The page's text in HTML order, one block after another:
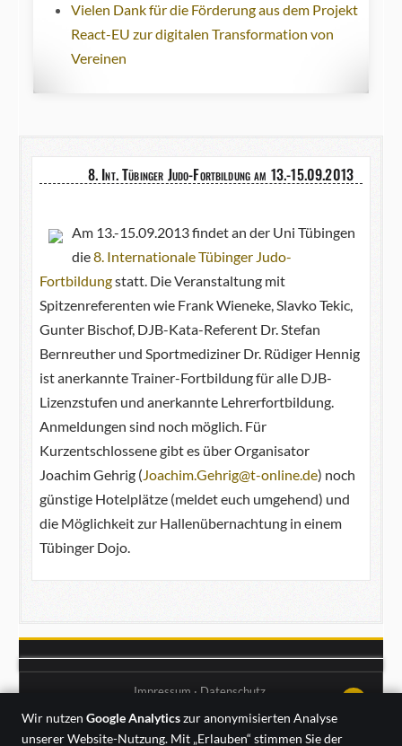
↑↑↑
Impressum · Datenschutz
Wir nutzen Google Analyticszur anonymisierten Analyse
unserer Website-Nutzung. Mit „Erlauben“ stimmen Sie der
Vielen Dank für die Förderung aus dem Projekt
React-EU zur digitalen Transformation von
Vereinen
8. Int. Tübinger Judo-Fortbildung am 13.-15.09.2013
Am 13.-15.09.2013 findet an der Uni Tübingen
die8. Internationale Tübinger Judo-
Fortbildungstatt. Die Veranstaltung mit
Spitzenreferenten wie Frank Wieneke, Slavko Tekic,
Gunter Bischof, DJB-Kata-Referent Dr. Stefan
Bernreuther und Sportmediziner Dr. Rüdiger Hennig
ist anerkannte Trainer-Fortbildung für alle DJB-
Lizenzstufen und anerkannte Lehrerfortbildung.
Anmeldungen sind noch möglich. Für
Kurzentschlossene gibt es über Organisator
Joachim Gehrig ( Joachim.Gehrig@t-online.de) noch
günstige Hotelplätze (meldet euch umgehend) und
die Möglichkeit zur Hallenübernachtung in einem
Tübinger Dojo.